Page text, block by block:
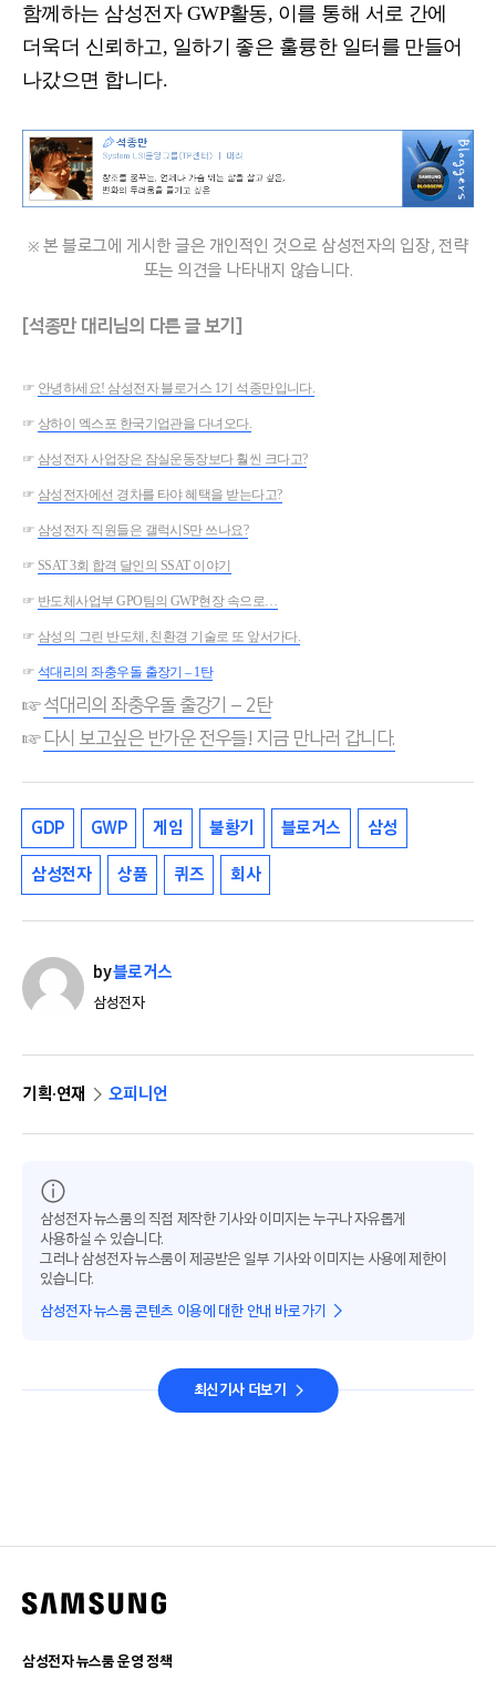
함께하는 삼성전자 GWP활동, 이를 통해 서로 간에
더욱더 신뢰하고, 일하기 좋은 훌륭한 일터를 만들어
나갔으면 합니다.
※ 본 블로그에 게시한 글은 개인적인 것으로 삼성전자의 입장, 전략
또는 의견을 나타내지 않습니다.
[석종만 대리님의 다른 글 보기]
☞ 안녕하세요! 삼성전자 블로거스 1기 석종만입니다.
☞ 상하이 엑스포 한국기업관을 다녀오다.
☞ 삼성전자 사업장은 잠실운동장보다 훨씬 크다고?
☞ 삼성전자에선 경차를 타야 혜택을 받는다고?
☞ 삼성전자 직원들은 갤럭시S만 쓰나요?
☞ SSAT 3회 합격 달인의 SSAT 이야기
☞ 반도체사업부 GPO팀의 GWP현장 속으로…
☞ 삼성의 그린 반도체, 친환경 기술로 또 앞서가다.
☞ 석대리의 좌충우돌 출장기 – 1탄
☞석대리의 좌충우돌 출강기 – 2탄
☞다시 보고싶은 반가운 전우들! 지금 만나러 갑니다.
GDP GWP 게임 불황기 블로거스 삼성
삼성전자 상품 퀴즈 회사
by블로거스
삼성전자
기획·연재 오피니언
삼성전자 뉴스룸의 직접 제작한 기사와 이미지는 누구나 자유롭게
사용하실 수 있습니다.
그러나 삼성전자 뉴스룸이 제공받은 일부 기사와 이미지는 사용에 제한이
있습니다.
삼성전자 뉴스룸 콘텐츠 이용에 대한 안내 바로가기
최신기사 더보기
삼성전자 뉴스룸 운영 정책